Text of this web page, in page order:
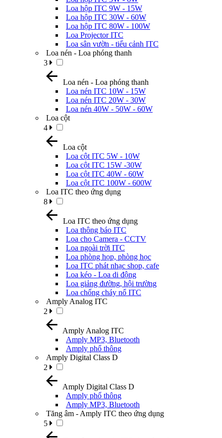
Loa hộp ITC 9W - 15W
Loa hộp ITC 30W - 60W
Loa hộp ITC 80W - 100W
Loa Projector ITC
Loa sân vườn - tiểu cảnh ITC
Loa nén - Loa phóng thanh
3
Loa nén - Loa phóng thanh
Loa nén ITC 10W - 15W
Loa nén ITC 20W - 30W
Loa nén 40W - 50W - 60W
Loa cột
4
Loa cột
Loa cột ITC 5W - 10W
Loa cột ITC 15W -30W
Loa cột ITC 40W - 60W
Loa cột ITC 100W - 600W
Loa ITC theo ứng dụng
8
Loa ITC theo ứng dụng
Loa thông báo ITC
Loa cho Camera - CCTV
Loa ngoài trời ITC
Loa phòng họp, phòng học
Loa ITC phát nhạc shop, cafe
Loa kéo - Loa di động
Loa giảng đường, hội trường
Loa chống cháy nổ ITC
Amply Analog ITC
2
Amply Analog ITC
Amply MP3, Bluetooth
Amply phổ thông
Amply Digital Class D
2
Amply Digital Class D
Amply phổ thông
Amply MP3, Bluetooth
Tăng âm - Amply ITC theo ứng dụng
5